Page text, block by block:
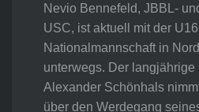
Nevio Bennefeld, JBBL-
USC, ist aktuell mit der
Nationalmannschaft in
unterwegs. Der
Alexander Schönhals
über den Werdegang